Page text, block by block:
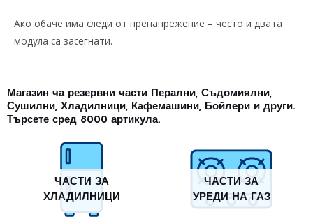
Ако обаче има следи от пренапрежение – често и двата
модула са засегнати.
Магазин ча резервни части Перални, Съдомиялни,
Сушилни, Хладилници, Кафемашини, Бойлери и други.
Търсете сред 8000 артикула.
ЧАСТИ ЗА
ХЛАДИЛНИЦИ
ЧАСТИ ЗА
УРЕДИ НА ГАЗ